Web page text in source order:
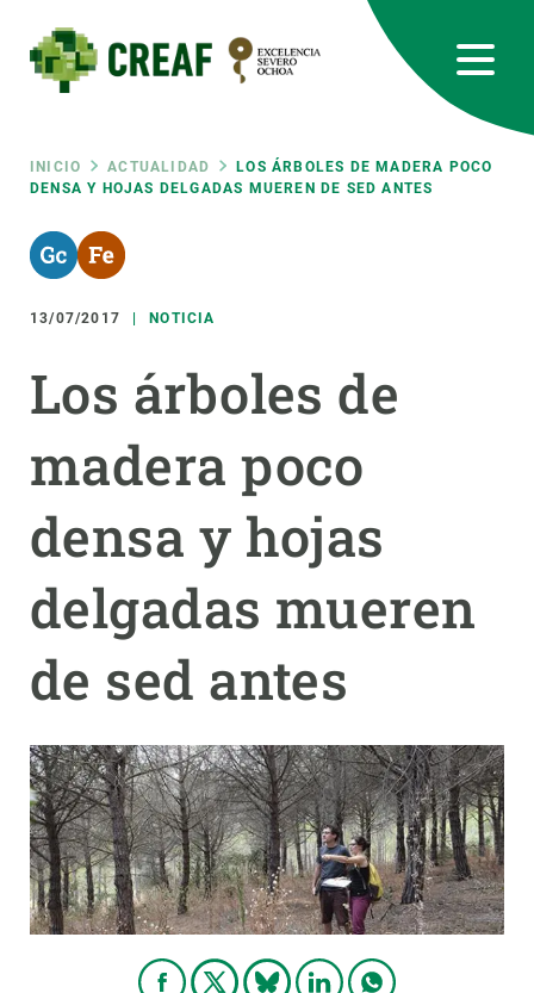
contenido
principal
Ruta
de
navegación
INICIO ACTUALIDAD
LOS ÁRBOLES DE MADERA POCO
DENSA Y HOJAS DELGADAS MUEREN DE SED ANTES
13/07/2017 NOTICIA
Los árboles de
madera poco
densa y hojas
delgadas mueren
de sed antes
RRSS
Featured
responsive
INTRANET
Responsive
menu
INVESTIGACIÓN
CIENCIA EN ACCIÓN
ÚNETE A NOSOTROS
PARTICIPA
NOTICIAS Y AGENDA